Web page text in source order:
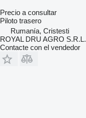
Precio a consultar
Piloto trasero
Rumanía, Cristesti
ROYAL DRU AGRO S.R.L.
Contacte con el vendedor